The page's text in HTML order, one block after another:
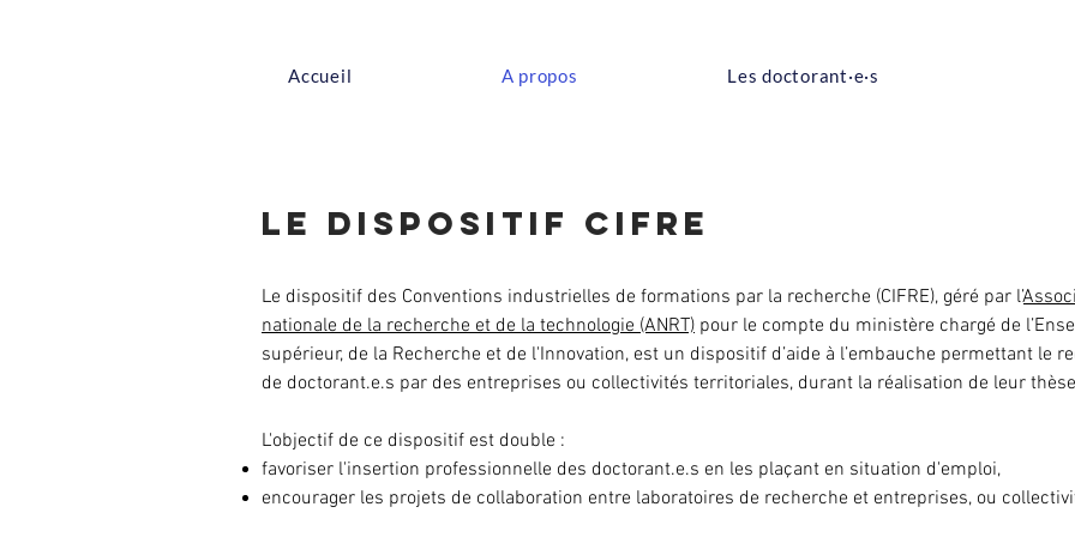
Accueil A propos Les doctorant·e·s
Le dispositif cifre
Le dispositif des Conventions industrielles de formations par la recherche (CIFRE), géré par l’
nationale de la recherche et de la technologie (ANRT) pour le compte du ministère chargé de
supérieur, de la Recherche et de l'Innovation, est un dispositif d’aide à l’embauche permettant le
de doctorant.e.s par des entreprises ou collectivités territoriales, durant la réalisation de leur
L'objectif de ce dispositif est double :
favoriser l'insertion professionnelle des doctorant.e.s en les plaçant en situation d'emploi,
encourager les projets de collaboration entre laboratoires de recherche et entreprises, ou